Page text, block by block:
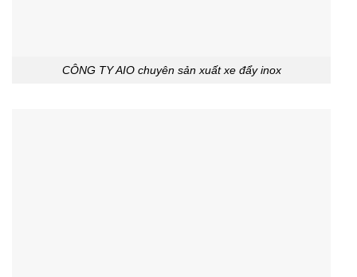
CÔNG TY AIO chuyên sản xuất xe đẩy inox